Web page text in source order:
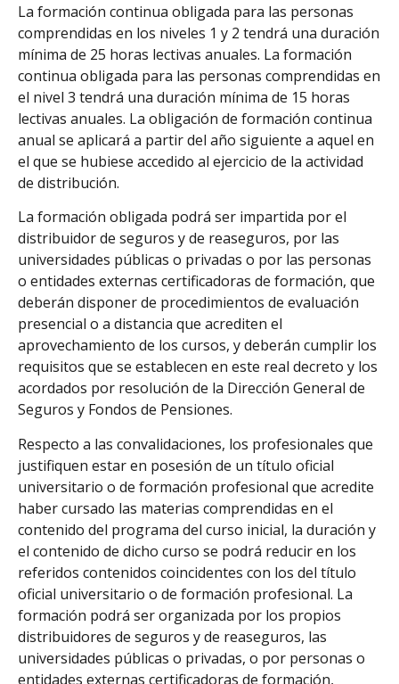
La formación continua obligada para las personas
comprendidas en los niveles 1 y 2 tendrá una duración
mínima de 25 horas lectivas anuales. La formación
continua obligada para las personas comprendidas en
el nivel 3 tendrá una duración mínima de 15 horas
lectivas anuales. La obligación de formación continua
anual se aplicará a partir del año siguiente a aquel en
el que se hubiese accedido al ejercicio de la actividad
de distribución.
La formación obligada podrá ser impartida por el
distribuidor de seguros y de reaseguros, por las
universidades públicas o privadas o por las personas
o entidades externas certificadoras de formación, que
deberán disponer de procedimientos de evaluación
presencial o a distancia que acrediten el
aprovechamiento de los cursos, y deberán cumplir los
requisitos que se establecen en este real decreto y los
acordados por resolución de la Dirección General de
Seguros y Fondos de Pensiones.
Respecto a las convalidaciones, los profesionales que
justifiquen estar en posesión de un título oficial
universitario o de formación profesional que acredite
haber cursado las materias comprendidas en el
contenido del programa del curso inicial, la duración y
el contenido de dicho curso se podrá reducir en los
referidos contenidos coincidentes con los del título
oficial universitario o de formación profesional. La
formación podrá ser organizada por los propios
distribuidores de seguros y de reaseguros, las
universidades públicas o privadas, o por personas o
entidades externas certificadoras de formación,